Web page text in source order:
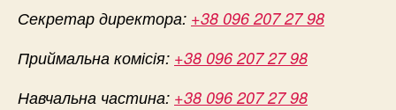
Секретар директора: +38 096 207 27 98
Приймальна комісія: +38 096 207 27 98
Навчальна частина: +38 096 207 27 98